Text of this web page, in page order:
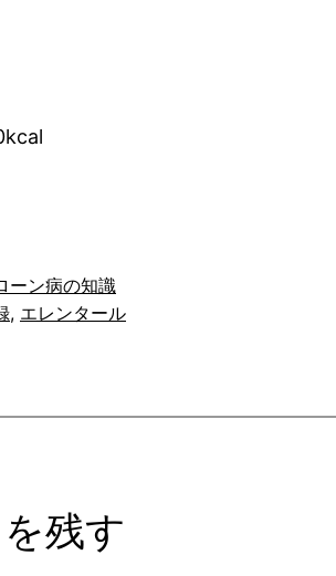
ーン病の知識
, エレンタール
残す